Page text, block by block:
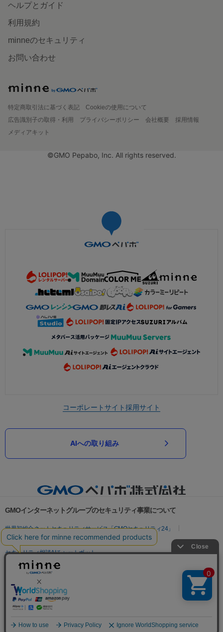
ヘルプとガイド
利用規約
minneのセキュリティ
お問い合わせ
特定商取引法に基づく表記
Cookieの使用について
広告識別子の取得・利用
プライバシーポリシー 会社概要
採用情報
メディアキット
©GMO Pepabo, Inc. All rights reserved.
コーポレートサイト採用サイト
AIへの取り組み
GMOインターネットグループのセキュリティ事業について
世界初総合ネットセキュリティサービス「GMOセキュリティ24」
パスワード漏洩診断
Webサイトリスク診断
セキュリティ相談AIチャットボット
実在証明・盗聴対策
サイバー攻撃対策（GMO Flatt Security）
セキュリティ事業の軌跡